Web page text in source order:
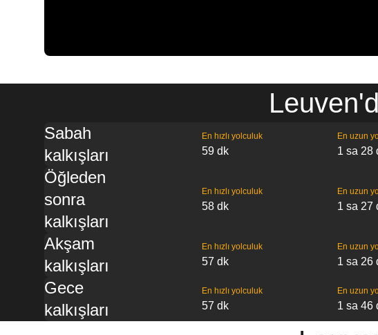
Sabah
kalkışları
En hızlı yolculuk
59 dk
En uzun
1 sa 28
Öğleden
sonra
kalkışları
En hızlı yolculuk
58 dk
En uzun
1 sa 27
Akşam
kalkışları
En hızlı yolculuk
57 dk
En uzun
1 sa 26
Gece
kalkışları
En hızlı yolculuk
57 dk
En uzun
1 sa 46